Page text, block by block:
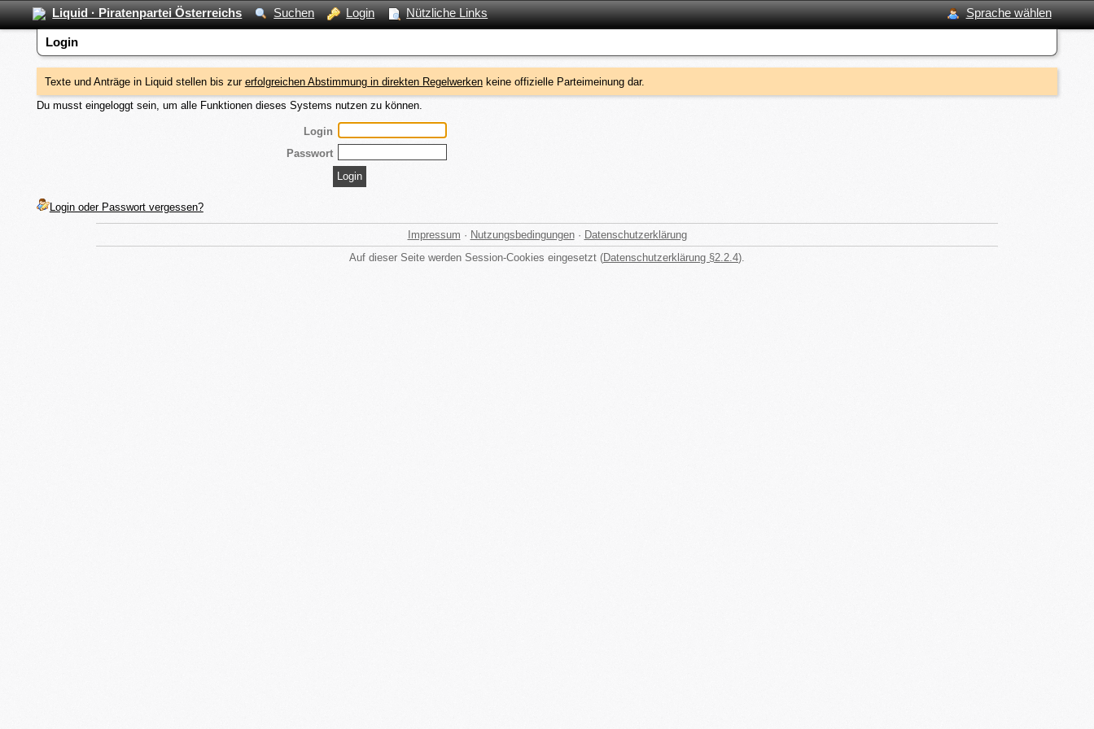
Liquid · Piratenpartei Österreichs Suchen Login Nützliche Links Sprache wählen
Login
Texte und Anträge in Liquid stellen bis zur erfolgreichen Abstimmung in direkten Regelwerkenkeine offizielle Parteimeinung dar.
Du musst eingeloggt sein, um alle Funktionen dieses Systems nutzen zu können.
Login
Passwort
Login oder Passwort vergessen?
Impressum · Nutzungsbedingungen· Datenschutzerklärung
Auf dieser Seite werden Session-Cookies eingesetzt (Datenschutzerklärung §2.2.4).